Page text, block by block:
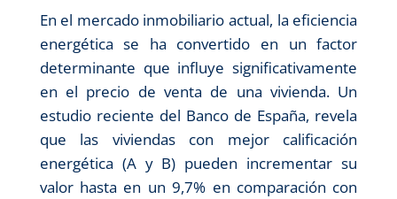
En el mercado inmobiliario actual, la eficiencia
energética se ha convertido en un factor
determinante que influye significativamente
en el precio de venta de una vivienda. Un
estudio reciente del Banco de España, revela
que las viviendas con mejor calificación
energética (A y B) pueden incrementar su
valor hasta en un 9,7% en comparación con